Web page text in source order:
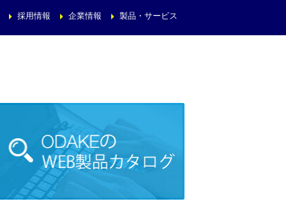
製品・サービス
企業情報
採用情報